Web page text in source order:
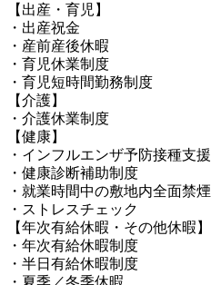
【出産・育児】
・出産祝金
・産前産後休暇
・育児休業制度
・育児短時間勤務制度
【介護】
・介護休業制度
【健康】
・インフルエンザ予防接種支援
・健康診断補助制度
・就業時間中の敷地内全面禁煙
・ストレスチェック
【年次有給休暇・その他休暇】
・年次有給休暇制度
・半日有給休暇制度
・夏季／冬季休暇